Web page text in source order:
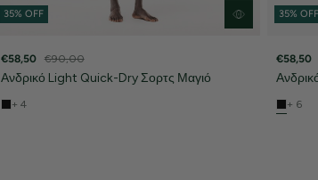
35% OFF
€58,50 €90,00
Ανδρικό Light Quick-Dry Σορτς Μαγιό
+ 4
35%
€58,50
+ 6